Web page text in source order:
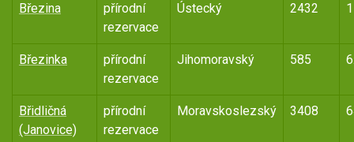
Březina
přírodní
rezervace
Ústecký 2432
Březinka
přírodní
rezervace
Jihomoravský 585
Břidličná
(Janovice)
přírodní
rezervace
Moravskoslezský 3408